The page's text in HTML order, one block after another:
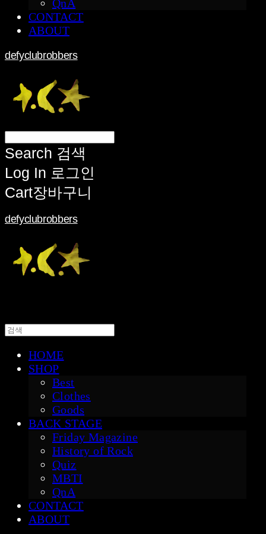
QnA
CONTACT
ABOUT
defyclubrobbers
Search 검색
Log In 로그인
Cart장바구니
defyclubrobbers
HOME
SHOP
Best
Clothes
Goods
BACK STAGE
Friday Magazine
History of Rock
Quiz
MBTI
QnA
CONTACT
ABOUT